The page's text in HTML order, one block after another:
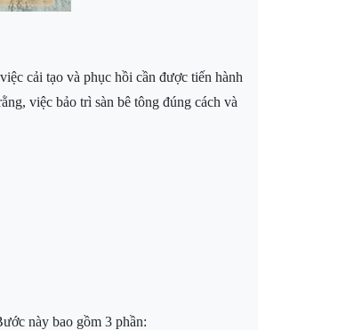
cải tạo và phục hồi cần được tiến hành
việc bảo trì sàn bê tông đúng cách và
này bao gồm 3 phần: